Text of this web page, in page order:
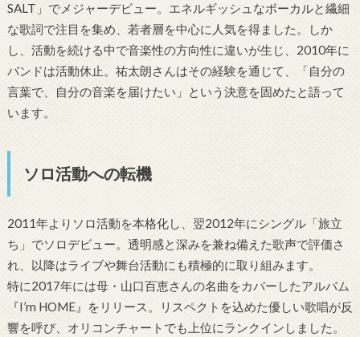
SALT」でメジャーデビュー。エネルギッシュなボーカルと繊細
な歌詞で注目を集め、若者層を中心に人気を得ました。しか
し、活動を続ける中で音楽性の方向性に違いが生じ、2010年に
バンドは活動休止。祐太朗さんはその経験を通じて、「自分の
言葉で、自分の音楽を届けたい」という決意を固めたと語って
います。
ソロ活動への転機
2011年よりソロ活動を本格化し、翌2012年にシングル「旅立
ち」でソロデビュー。透明感と深みを兼ね備えた歌声で評価さ
れ、以降はライブや舞台活動にも積極的に取り組みます。
特に2017年には母・山口百恵さんの名曲をカバーしたアルバム
『I’m HOME』をリリース。リスペクトを込めた優しい歌唱が反
響を呼び、オリコンチャートでも上位にランクインしました。